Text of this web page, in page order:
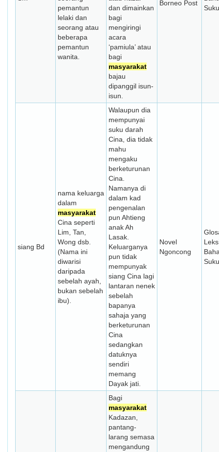
pemantun
lelaki dan
seorang atau
beberapa
pemantun
wanita.
dan dimainkan
bagi
mengiringi
acara
‘pamiula’ atau
bagi
masyarakat
bajau
dipanggil isun-
isun.
Borneo Post
siang Bd
nama keluarga
dalam
masyarakat
Cina seperti
Lim, Tan,
Wong dsb.
(Nama ini
diwarisi
daripada
sebelah ayah,
bukan sebelah
ibu).
Walaupun dia
mempunyai
suku darah
Cina, dia tidak
mahu
mengaku
berketurunan
Cina.
Namanya di
dalam kad
pengenalan
pun Ahtieng
anak Ah
Lasak.
Keluarganya
pun tidak
mempunyak
siang Cina lagi
lantaran nenek
sebelah
bapanya
sahaja yang
berketurunan
Cina
sedangkan
datuknya
sendiri
memang
Dayak jati.
Novel
Ngoncong
Bagi
masyarakat
Kadazan,
pantang-
larang semasa
mengandung